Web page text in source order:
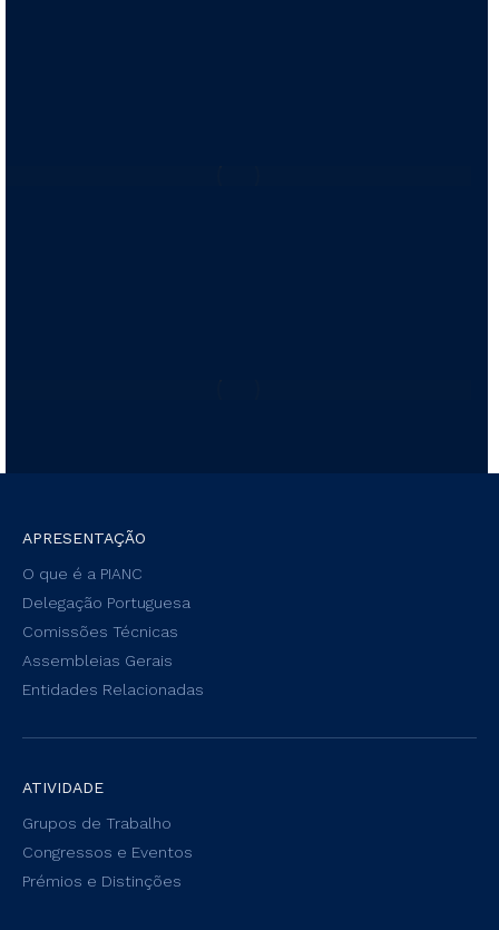
APRESENTAÇÃO
O que é a PIANC
Delegação Portuguesa
Comissões Técnicas
Assembleias Gerais
Entidades Relacionadas
ATIVIDADE
Grupos de Trabalho
Congressos e Eventos
Prémios e Distinções